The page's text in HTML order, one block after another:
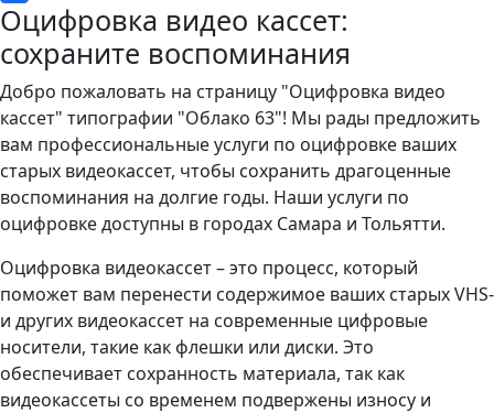
Оцифровка видео кассет:
сохраните воспоминания
Добро пожаловать на страницу "Оцифровка видео
кассет" типографии "Облако 63"! Мы рады предложить
вам профессиональные услуги по оцифровке ваших
старых видеокассет, чтобы сохранить драгоценные
воспоминания на долгие годы. Наши услуги по
оцифровке доступны в городах Самара и Тольятти.
Оцифровка видеокассет – это процесс, который
поможет вам перенести содержимое ваших старых VHS-
и других видеокассет на современные цифровые
носители, такие как флешки или диски. Это
обеспечивает сохранность материала, так как
видеокассеты со временем подвержены износу и